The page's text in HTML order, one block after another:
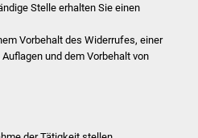
Dienstleistungen
Lebenslagen
Bürgerinfos
Stelle erhalten Sie einen
Vorbehalt des Widerrufes, einer
und dem Vorbehalt von